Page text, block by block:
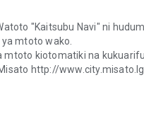
"Kaitsubu Navi" ni
mtoto wako.
kiotomatiki na
http://